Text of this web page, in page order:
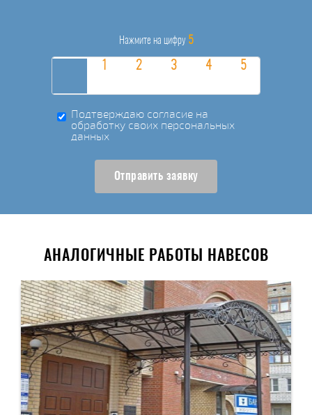
Нажмите на цифру 5
Подтверждаю согласие на
обработку своих персональных
данных
Отправить заявку
АНАЛОГИЧНЫЕ РАБОТЫ НАВЕСОВ